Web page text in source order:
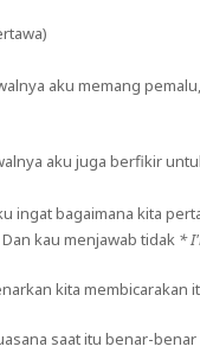
aku memang
aku juga berfikir
ingat bagaimana kita
kau menjawab tidak *
kita membicarakan
saat itu benar-benar